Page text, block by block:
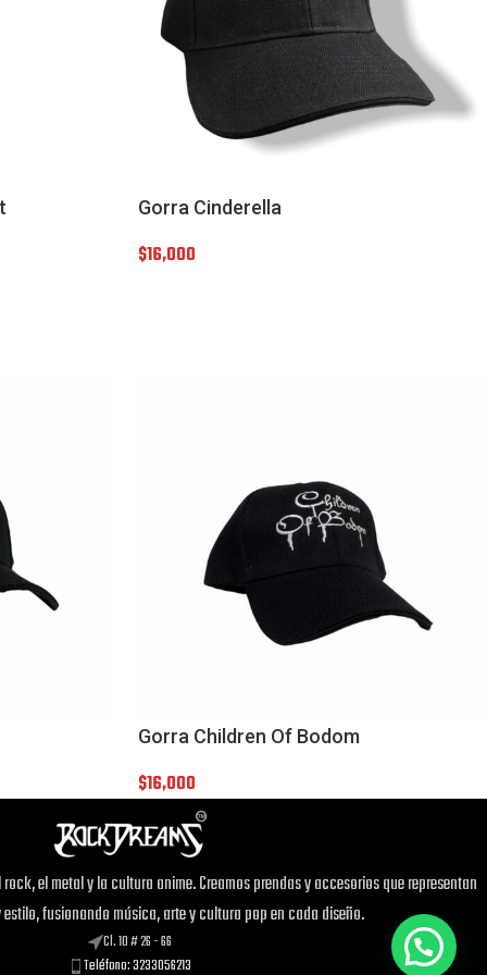
Gorra Cinderella
$16,000
Gorra Children Of Bodom
$16,000
el metal y la cultura anime. Creamos prendas y accesorios que representan
fusionando música, arte y cultura pop en cada diseño.
Cl. 10 # 26 - 66
Teléfono: 3233056213
¡EsteTote Bag NaNapuede ser tuyo
solo por$40,000
Si tienes alguna duda, pregúntanos.